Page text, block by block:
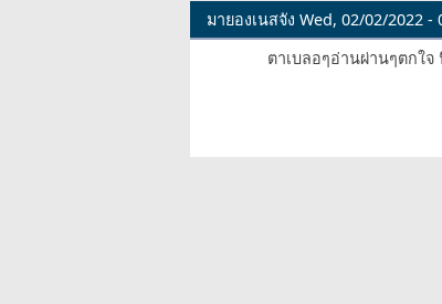
มายองเนสจัง Wed, 02/02/2022 -
ตาเบลอๆอ่านผ่านๆตกใจ